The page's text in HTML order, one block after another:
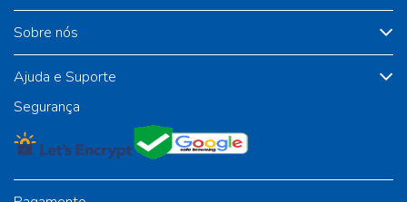
Sobre nós
Ajuda e Suporte
Segurança